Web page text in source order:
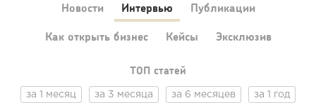
Новости Интервью Публикации
Как открыть бизнес Кейсы Эксклюзив
ТОП статей
за 1 месяц за 3 месяца за 6 месяцев за 1 год